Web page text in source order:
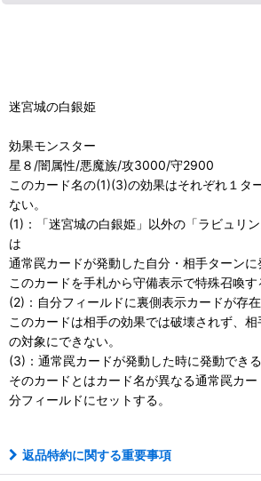
迷宮城の白銀姫
効果モンスター
星８/闇属性/悪魔族/攻3000/守2900
このカード名の(1)(3)の効果はそれぞれ１タ
ない。
(1)：「迷宮城の白銀姫」以外の「ラビュリ
は
通常罠カードが発動した自分・相手ターンに
このカードを手札から守備表示で特殊召喚す
(2)：自分フィールドに裏側表示カードが存在
このカードは相手の効果では破壊されず、
の対象にできない。
(3)：通常罠カードが発動した時に発動できる
そのカードとはカード名が異なる通常罠カ
分フィールドにセットする。
返品特約に関する重要事項